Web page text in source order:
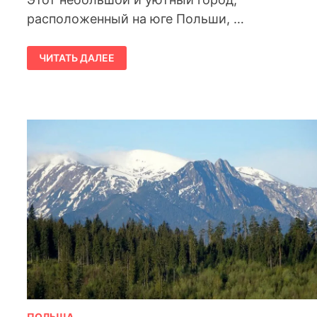
расположенный на юге Польши, …
ЧЕНСТОХОВА:
ПОДРОБНЫЙ
ГИД
И
ЧИТАТЬ ДАЛЕЕ